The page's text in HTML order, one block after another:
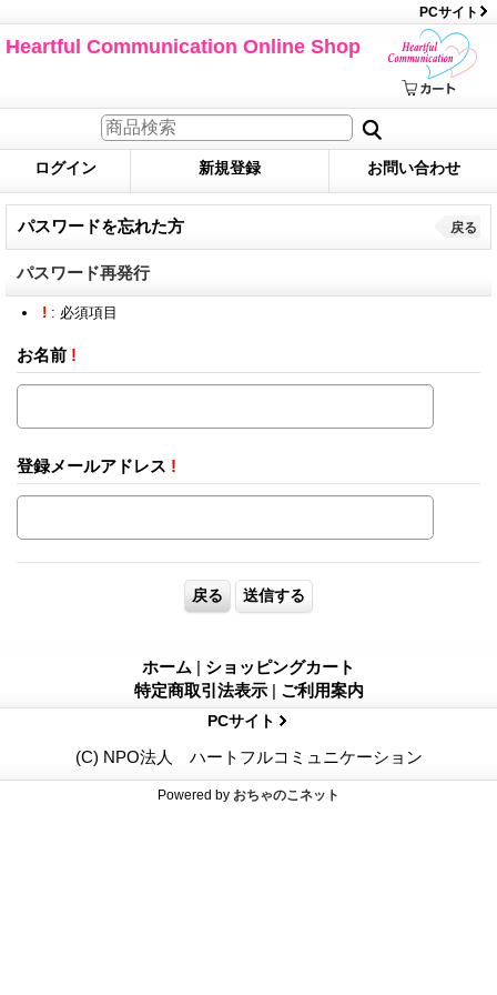
PCサイト
Heartful Communication Online Shop
ログイン 新規登録 お問い合わせ
パスワードを忘れた方 戻る
パスワード再発行
! : 必須項目
お名前 !
登録メールアドレス !
ホーム | ショッピングカート
特定商取引法表示 | ご利用案内
PCサイト
(C) NPO法人 ハートフルコミュニケーション
Powered by おちゃのこネット